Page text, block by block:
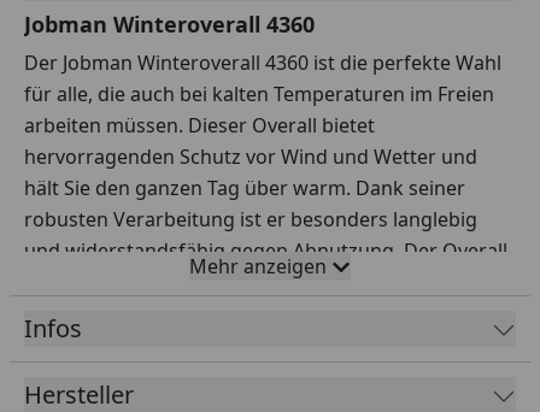
Jobman Winteroverall 4360
Der Jobman Winteroverall 4360 ist die perfekte Wahl
für alle, die auch bei kalten Temperaturen im Freien
arbeiten müssen. Dieser Overall bietet
hervorragenden Schutz vor Wind und Wetter und
hält Sie den ganzen Tag über warm. Dank seiner
robusten Verarbeitung ist er besonders langlebig
und widerstandsfähig gegen Abnutzung. Der Overall
verfügt über mehrere praktische Taschen, in denen
Sie Ihre Werkzeuge und persönlichen Gegenstände
sicher verstauen können.
Die ergonomische Passform sorgt für hohen
Mehr anzeigen
Infos
Hersteller